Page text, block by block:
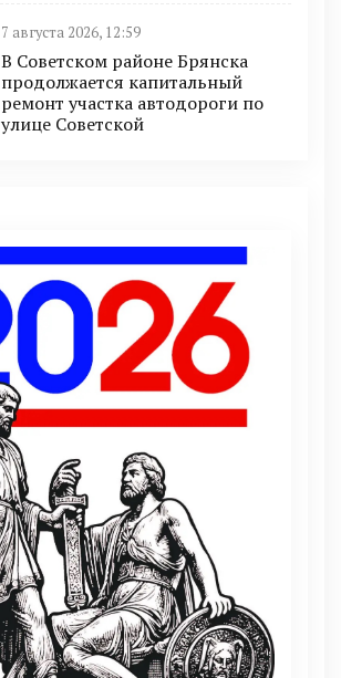
7 августа 2026, 12:59
В Советском районе Брянска
продолжается капитальный
ремонт участка автодороги по
улице Советской